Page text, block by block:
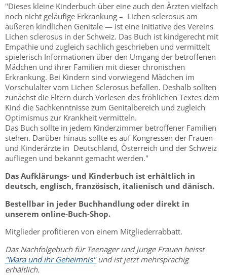
"Dieses kleine Kinderbuch über eine auch den Ärzten vielfach
noch nicht geläufige Erkrankung – Lichen sclerosus am
äußeren kindlichen Genitale — ist eine Initiative des Vereins
Lichen sclerosus in der Schweiz. Das Buch ist kindgerecht mit
Empathie und zugleich sachlich geschrieben und vermittelt
spielerisch Informationen über den Umgang der betroffenen
Mädchen und ihrer Familien mit dieser chronischen
Erkrankung. Bei Kindern sind vorwiegend Mädchen im
Vorschulalter vom Lichen Sclerosus befallen. Deshalb sollten
zunächst die Eltern durch Vorlesen des fröhlichen Textes dem
Kind die Sachkenntnisse zum Genitalbereich und zugleich
Optimismus zur Krankheit vermitteln.
Das Buch sollte in jedem Kinderzimmer betroffener Familien
stehen. Darüber hinaus sollte es auf Kongressen der Frauen-
und Kinderärzte in Deutschland, Österreich und der Schweiz
aufliegen und bekannt gemacht werden."
Das Aufklärungs- und Kinderbuch ist erhältlich in
deutsch, englisch, französisch, italienisch und dänisch.
Bestellbar in jeder Buchhandlung oder direkt in
unserem online-Buch-Shop.
Mitglieder profitieren von einem Mitgliederrabbatt.
Das Nachfolgebuch für Teenager und junge Frauen heisst
"Mara und ihr Geheimnis"und ist jetzt mehrsprachig
erhältlich.